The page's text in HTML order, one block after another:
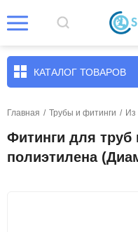
КАТАЛОГ ТОВАРОВ
Главная / Трубы и фитинги / Из
Фитинги для труб
полиэтилена